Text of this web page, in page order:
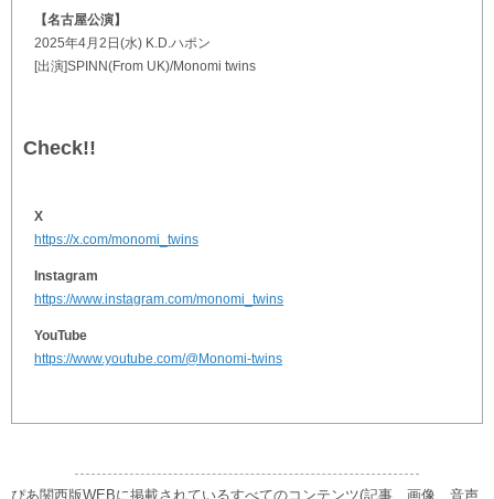
【名古屋公演】
2025年4月2日(水) K.D.ハポン
[出演]SPINN(From UK)/Monomi twins
Check!!
X
https://x.com/monomi_twins
Instagram
https://www.instagram.com/monomi_twins
YouTube
https://www.youtube.com/@Monomi-twins
ぴあ関西版WEBに掲載されているすべてのコンテンツ(記事、画像、音声